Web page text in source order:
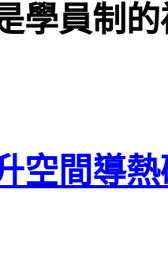
學員制
空間導